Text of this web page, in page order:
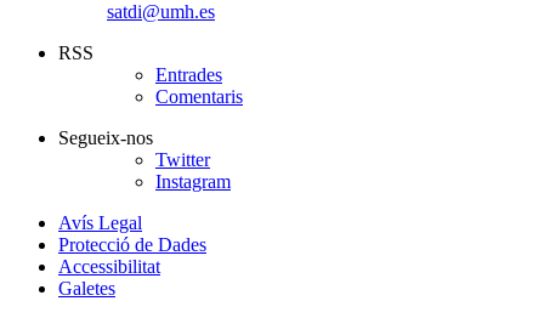
satdi@umh.es
RSS
Entrades
Comentaris
Segueix-nos
Twitter
Instagram
Avís Legal
Protecció de Dades
Accessibilitat
Galetes